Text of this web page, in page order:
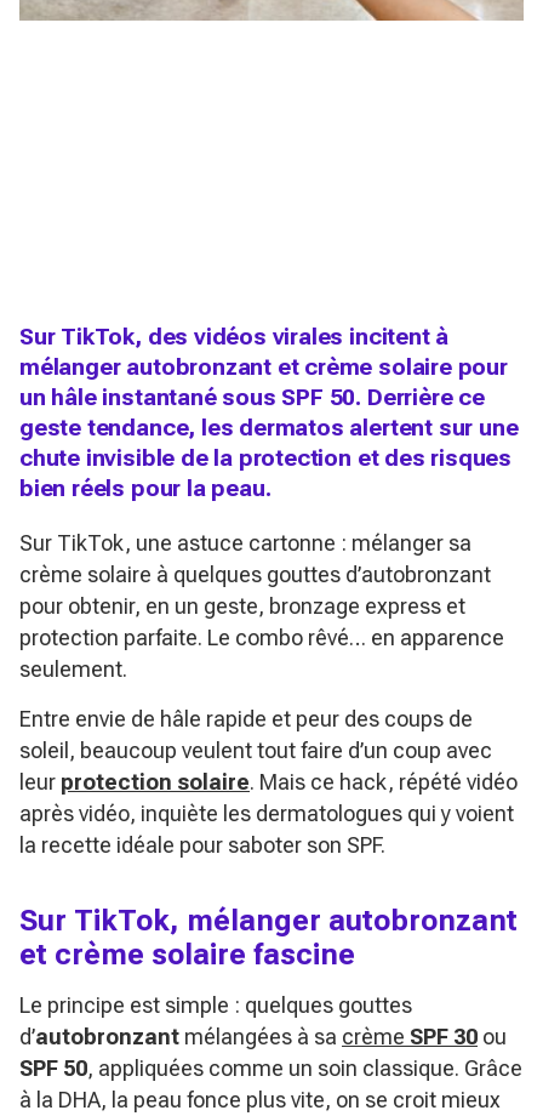
Sur TikTok, des vidéos virales incitent à
mélanger autobronzant et crème solaire pour
un hâle instantané sous SPF 50. Derrière ce
geste tendance, les dermatos alertent sur une
chute invisible de la protection et des risques
bien réels pour la peau.
Sur TikTok, une astuce cartonne : mélanger sa
crème solaire à quelques gouttes d’autobronzant
pour obtenir, en un geste, bronzage express et
protection parfaite. Le combo rêvé… en apparence
seulement.
Entre envie de hâle rapide et peur des coups de
soleil, beaucoup veulent tout faire d’un coup avec
leur protection solaire. Mais ce hack, répété vidéo
après vidéo, inquiète les dermatologues qui y voient
la recette idéale pour saboter son SPF.
Sur TikTok, mélanger autobronzant
et crème solaire fascine
Le principe est simple : quelques gouttes
d’autobronzant mélangées à sa crème SPF 30 ou
SPF 50, appliquées comme un soin classique. Grâce
à la DHA, la peau fonce plus vite, on se croit mieux